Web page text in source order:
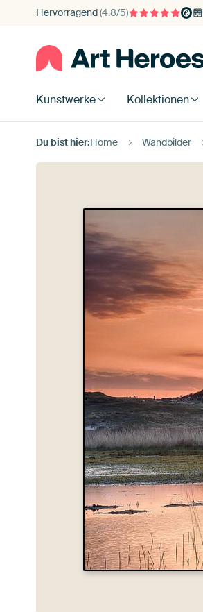
Hervorragend(4.8/5)
Kunstwerke Kollektionen
Du bist hier:Home Wandbilder